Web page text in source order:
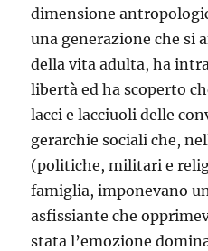
dimensione
una generazione che si
della vita adulta, ha
libertà ed ha scoperto
lacci e lacciuoli delle
gerarchie sociali che,
(politiche, militari e
famiglia, imponevano
asfissiante che
stata l’emozione